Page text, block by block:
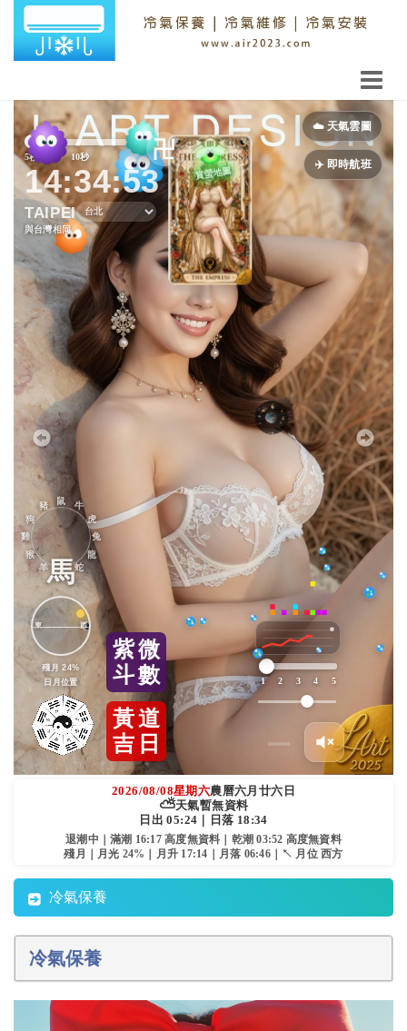
☁️ 天氣雲圖
✈️ 即時航班
紫微
斗數
黃道
吉 日
1 2 3 4 5
5秒 10秒 15秒 卍
14:34:54
TAIPEI
與台灣相同
鼠
牛
虎
兔
龍
蛇
馬
羊
猴
雞
狗
豬
東 西
殘月 24%
日月位置
Previous Next
2026/08/08星期六農曆六月廿六日
⛅天氣暫無資料
日出 05:24｜日落 18:34
退潮中｜滿潮 16:17 高度無資料｜乾潮 03:52 高度無資料
殘月｜月光 24%｜月升 17:14｜月落 06:46｜↖ 月位 西方
冷氣保養
冷氣保養